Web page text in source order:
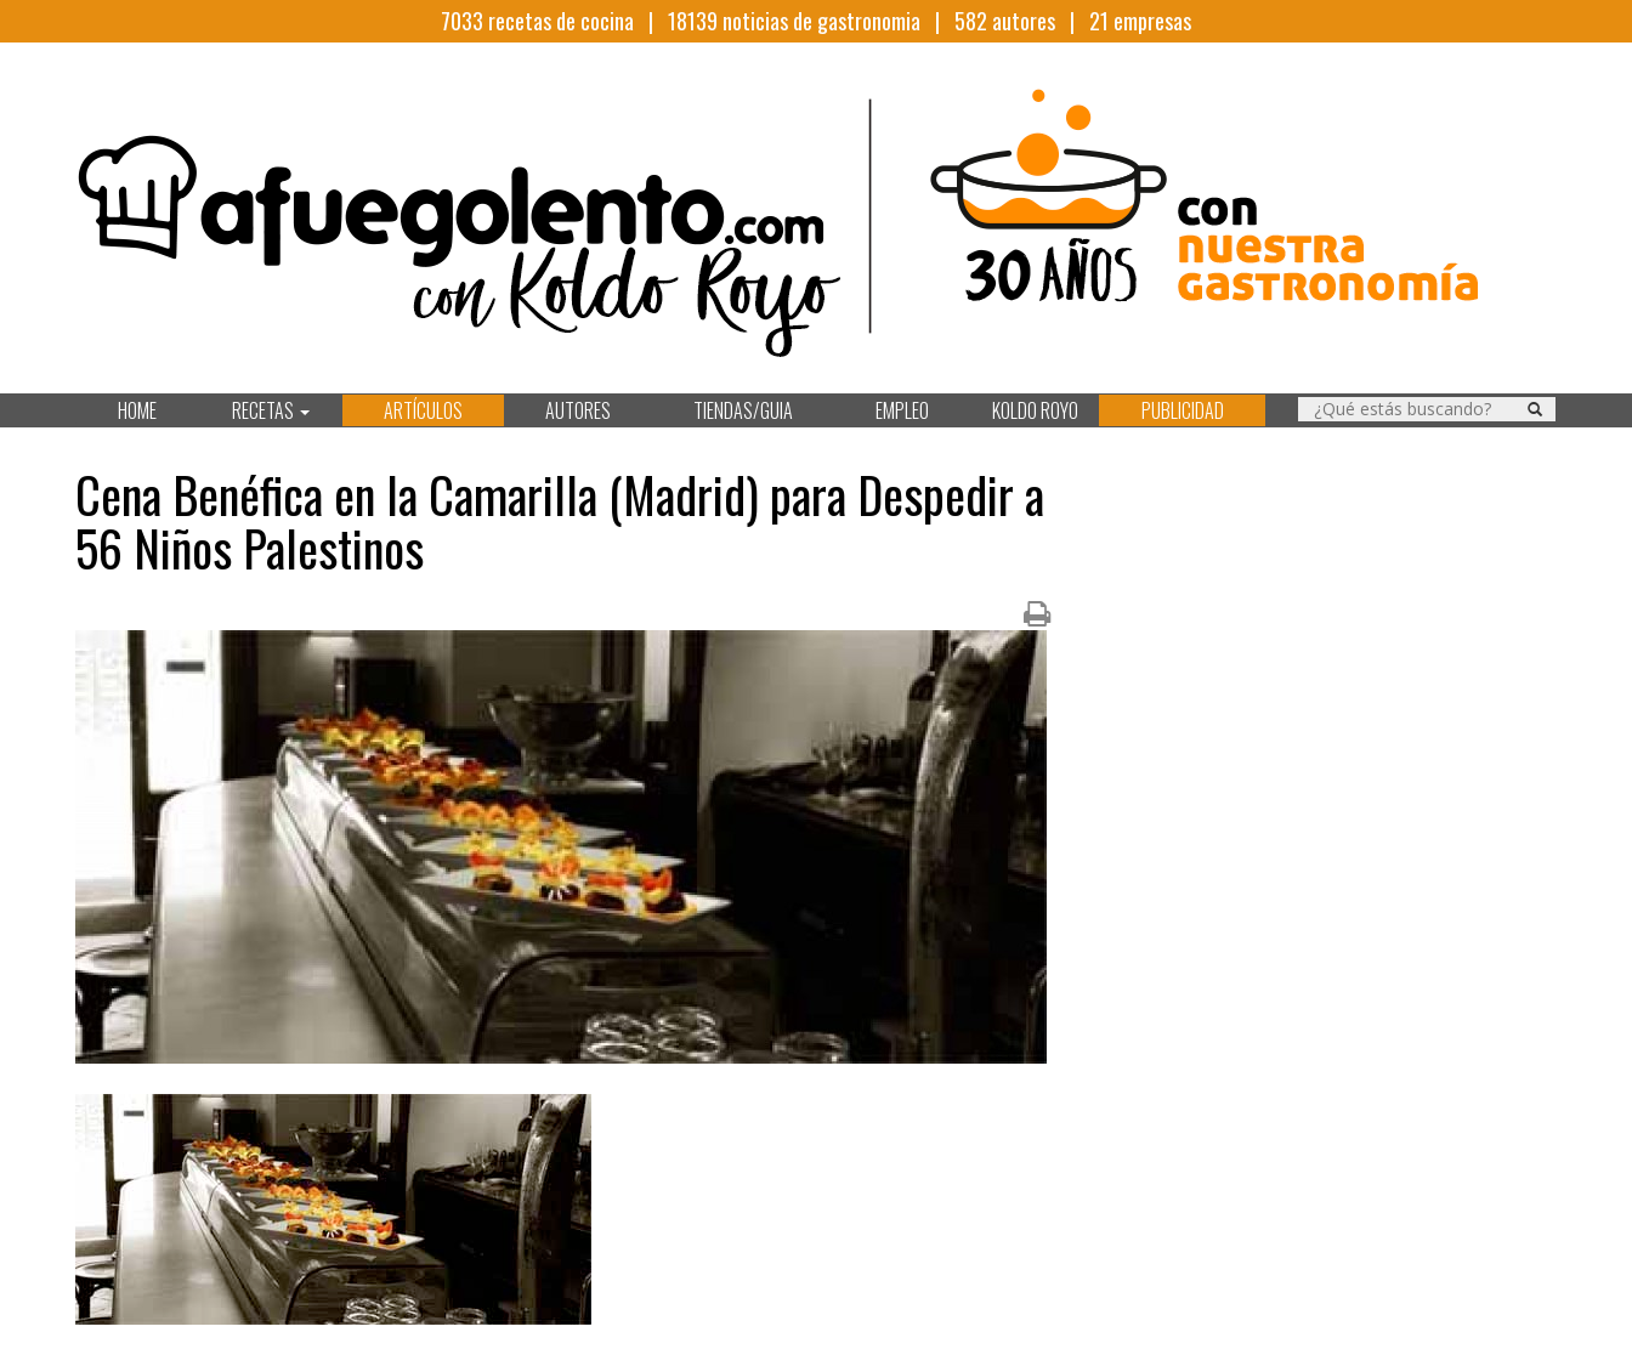
7033 recetas de cocina | 18139 noticias de gastronomia | 582 autores | 21 empresas
HOME RECETAS ARTÍCULOS AUTORES TIENDAS/GUIA EMPLEO KOLDO ROYO PUBLICIDAD
Cena Benéfica en la Camarilla (Madrid) para Despedir a
56 Niños Palestinos